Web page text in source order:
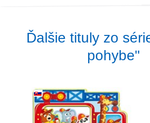
Ďalšie tituly zo
pohybe"